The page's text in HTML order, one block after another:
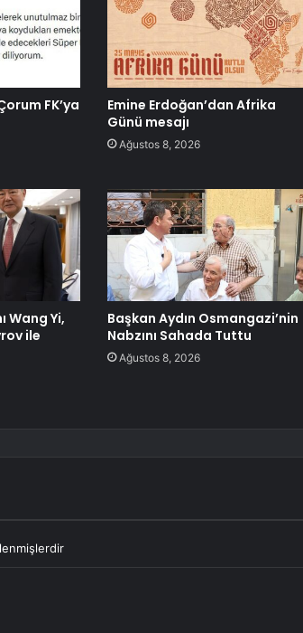
FK’ya
Emine Erdoğan’dan Afrika
Günü mesajı
Ağustos 8, 2026
Wang Yi,
ile
Başkan Aydın Osmangazi’nin
Nabzını Sahada Tuttu
Ağustos 8, 2026